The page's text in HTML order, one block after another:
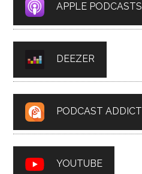
APPLE PODCASTS
DEEZER
PODCAST ADDICT
YOUTUBE